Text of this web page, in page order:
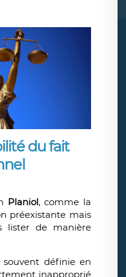
du fait
Planiol, comme la
préexistante mais
lister de manière
définie en
inapproprié